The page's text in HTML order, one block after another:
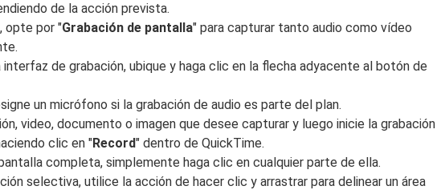
de la acción prevista.
opte por "Grabación de pantalla" para capturar tanto audio como vídeo
de grabación, ubique y haga clic en la flecha adyacente al botón de
un micrófono si la grabación de audio es parte del plan.
video, documento o imagen que desee capturar y luego inicie la grabación
clic en "Record" dentro de QuickTime.
completa, simplemente haga clic en cualquier parte de ella.
selectiva, utilice la acción de hacer clic y arrastrar para delinear un área